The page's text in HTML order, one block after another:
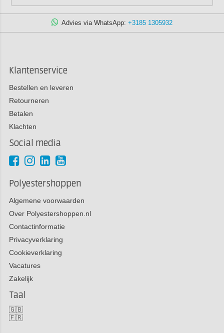
Advies via WhatsApp: +3185 1305932
Klantenservice
Bestellen en leveren
Retourneren
Betalen
Klachten
Social media
Polyestershoppen
Algemene voorwaarden
Over Polyestershoppen.nl
Contactinformatie
Privacyverklaring
Cookieverklaring
Vacatures
Zakelijk
Taal
🇬🇧
🇫🇷